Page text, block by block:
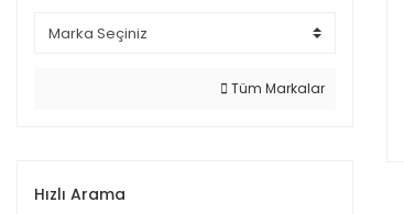
Tüm Markalar
Hızlı Arama